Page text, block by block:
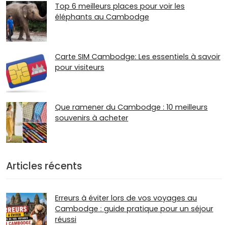
Top 6 meilleurs places pour voir les
éléphants au Cambodge
Carte SIM Cambodge: Les essentiels à savoir
pour visiteurs
Que ramener du Cambodge : 10 meilleurs
souvenirs à acheter
Articles récents
Erreurs à éviter lors de vos voyages au
Cambodge : guide pratique pour un séjour
réussi